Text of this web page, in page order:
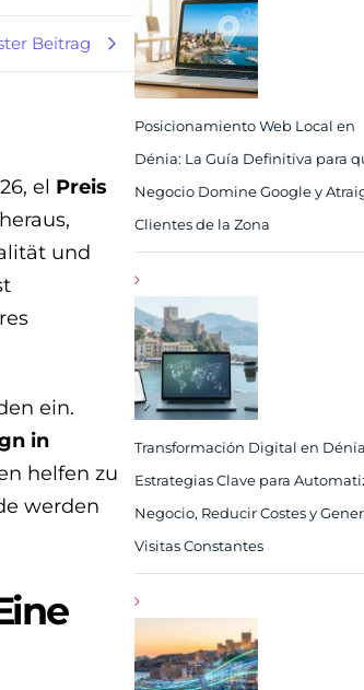
Beitrag
el Preis
und
ein.
in
helfen zu
werden
Posicionamiento Web Local en
Dénia: La Guía Definitiva para
Negocio Domine Google y
Clientes de la Zona
Transformación Digital en
Estrategias Clave para
Negocio, Reducir Costes y
Visitas Constantes